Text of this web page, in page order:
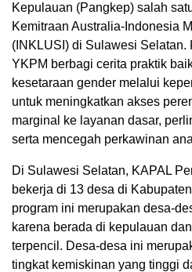
Kepulauan (Pangkep) salah
Kemitraan Australia-Indonesia
(INKLUSI) di Sulawesi Selatan.
YKPM berbagi cerita praktik
kesetaraan gender melalui
untuk meningkatkan akses
marginal ke layanan dasar,
serta mencegah perkawinan
Di Sulawesi Selatan, KAPAL
bekerja di 13 desa di
program ini merupakan desa-
karena berada di kepulauan
terpencil. Desa-desa ini
tingkat kemiskinan yang tinggi